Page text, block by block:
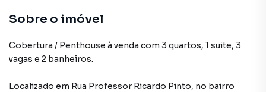
Sobre o imóvel
Cobertura / Penthouse à venda com 3 quartos, 1 suite, 3
vagas e 2 banheiros.
Localizado em Rua Professor Ricardo Pinto, no bairro